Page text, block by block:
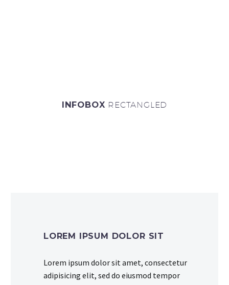
INFOBOX RECTANGLED
LOREM IPSUM DOLOR SIT
Lorem ipsum dolor sit amet, consectetur
adipisicing elit, sed do eiusmod tempor